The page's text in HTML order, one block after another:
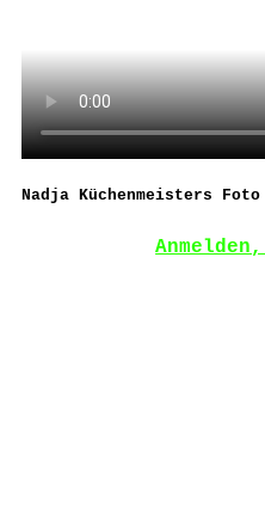
Nadja Küchenmeisters Foto